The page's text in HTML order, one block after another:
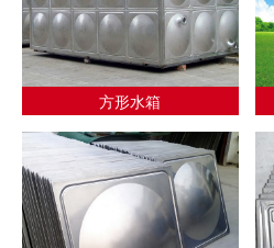
方形水箱